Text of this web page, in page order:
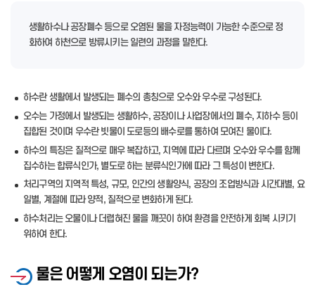
생활하수나 공장폐수 등으로 오염된 물을 자정능력이 가능한 수준으로 정
화하여 하천으로 방류시키는 일련의 과정을 말한다.
하수란 생활에서 발생되는 폐수의 총칭으로 오수와 우수로 구성된다.
오수는 가정에서 발생되는 생활하수, 공장이나 사업장에서의 폐수, 지하수 등이
집합된 것이며 우수란 빗물이 도로등의 배수로를 통하여 모여진 물이다.
하수의 특징은 질적으로 매우 복잡하고, 지역에 따라 다르며 오수와 우수를 함께
집수하는 합류식인가, 별도로 하는 분류식인가에 따라 그 특성이 변한다.
처리구역의 지역적 특성, 규모, 인간의 생활양식, 공장의 조업방식과 시간대별, 요
일별, 계절에 따라 양적, 질적으로 변화하게 된다.
하수처리는 오물이나 더렵혀진 물을 깨끗이 하여 환경을 안전하게 회복 시키기
위하여 한다.
물은 어떻게 오염이 되는가?